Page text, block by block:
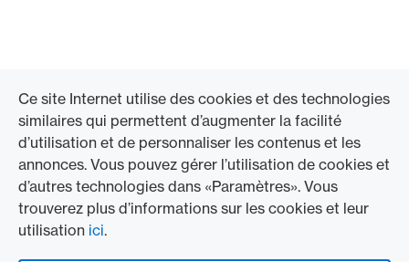
Ce site Internet utilise des cookies et des technologies
similaires qui permettent d’augmenter la facilité
d’utilisation et de personnaliser les contenus et les
annonces. Vous pouvez gérer l’utilisation de cookies et
d’autres technologies dans «Paramètres». Vous
trouverez plus d’informations sur les cookies et leur
utilisation ici.